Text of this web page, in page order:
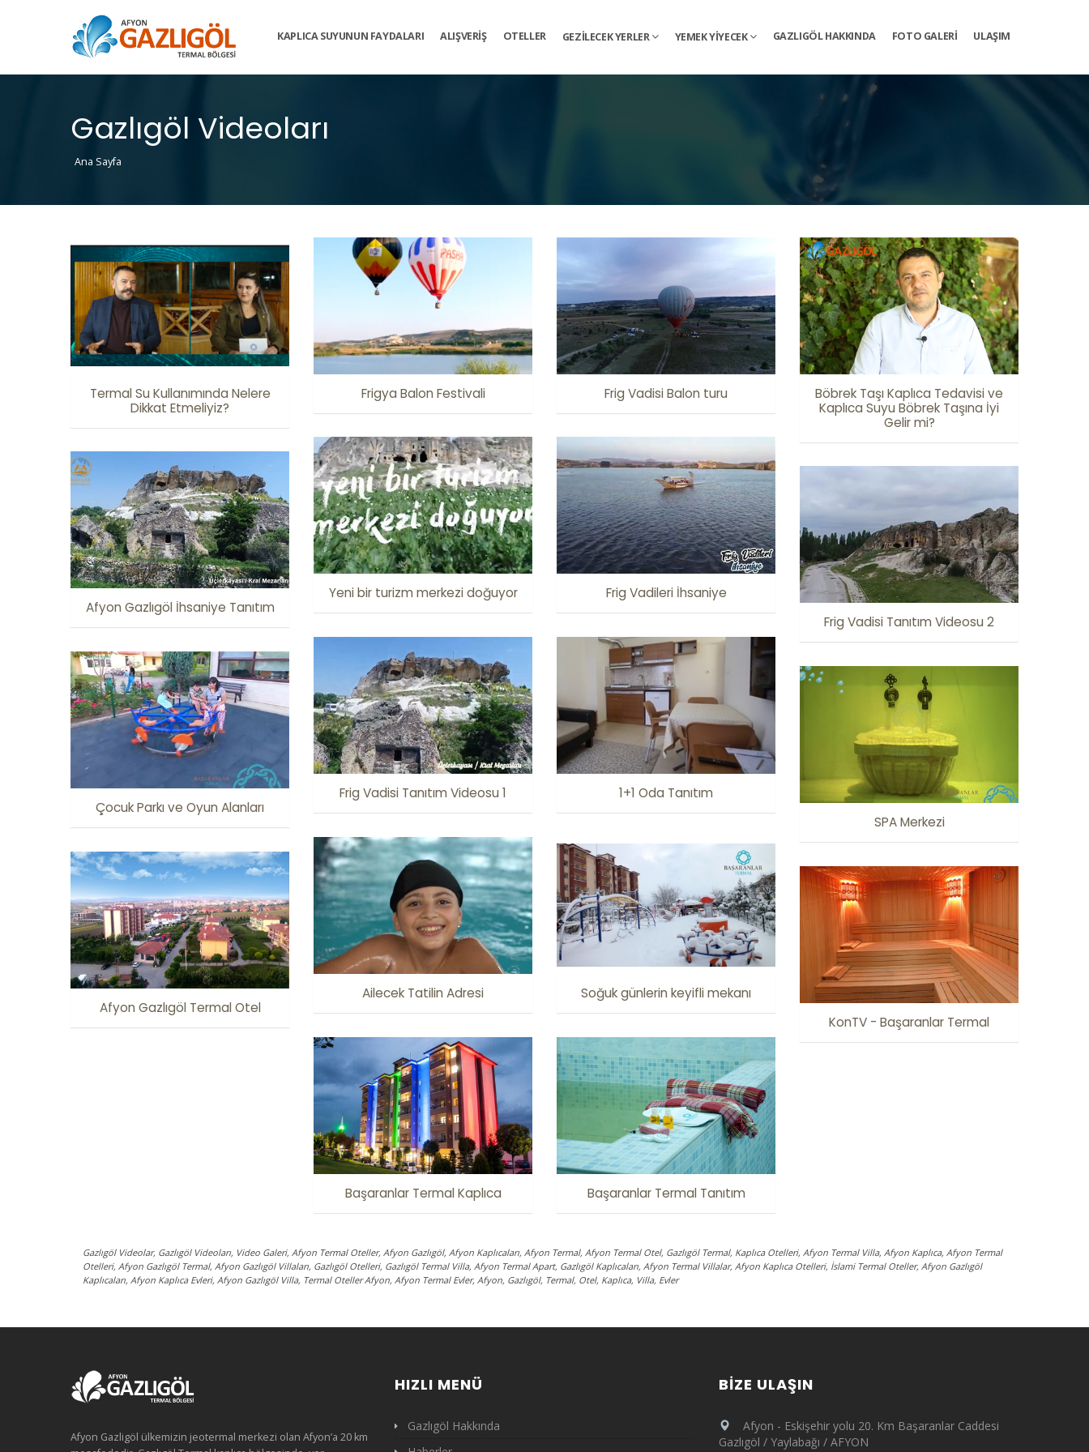
KAPLICA SUYUNUN FAYDALARI ALIŞVERIŞ OTELLER GEZILECEK YERLER YEMEK YIYECEK GAZLIGÖL HAKKINDA FOTO GALERI ULAŞIM
Gazlıgöl Videoları
Ana Sayfa
Termal Su Kullanımında Nelere
Dikkat Etmeliyiz?
Frigya Balon Festivali Frig Vadisi Balon turu
Böbrek Taşı Kaplıca Tedavisi ve
Kaplıca Suyu Böbrek Taşına İyi
Gelir mi?
Yeni bir turizm merkezi doğuyor
Frig Vadileri İhsaniye
Afyon Gazlıgöl İhsaniye Tanıtım
Frig Vadisi Tanıtım Videosu 2
Frig Vadisi Tanıtım Videosu 1
1+1 Oda Tanıtım
Çocuk Parkı ve Oyun Alanları
SPA Merkezi
Ailecek Tatilin Adresi
Soğuk günlerin keyifli mekanı
Afyon Gazlıgöl Termal Otel
KonTV - Başaranlar Termal
Başaranlar Termal Kaplıca Başaranlar Termal Tanıtım
Gazlıgöl Videolar, Gazlıgöl Videoları, Video Galeri, Afyon Termal Oteller, Afyon Gazlıgöl, Afyon Kaplıcaları, Afyon Termal, Afyon Termal Otel, Gazlıgöl Termal, Kaplıca Otelleri, Afyon Termal Villa, Afyon Kaplıca, Afyon Termal
Otelleri, Afyon Gazlıgöl Termal, Afyon Gazlıgöl Villaları, Gazlıgöl Otelleri, Gazlıgöl Termal Villa, Afyon Termal Apart, Gazlıgöl Kaplıcaları, Afyon Termal Villalar, Afyon Kaplıca Otelleri, İslami Termal Oteller, Afyon Gazlıgöl
Kaplıcaları, Afyon Kaplıca Evleri, Afyon Gazlıgöl Villa, Termal Oteller Afyon, Afyon Termal Evler, Afyon, Gazlıgöl, Termal, Otel, Kaplıca, Villa, Evler
Afyon Gazligöl ülkemizin jeotermal merkezi olan Afyon’a 20 km
HIZLI MENÜ
Gazlıgöl Hakkında
BIZE ULAŞIN
Afyon - Eskişehir yolu 20. Km Başaranlar Caddesi
Gazlıgöl / Yaylabağı / AFYON